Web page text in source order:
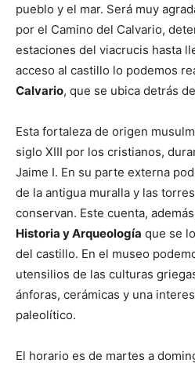
pueblo y el mar. Será muy
por el Camino del Calvario,
estaciones del viacrucis hasta
acceso al castillo lo podemos
Calvario, que se ubica detrás
Esta fortaleza de origen
siglo XIII por los cristianos,
Jaime I. En su parte externa
de la antigua muralla y las
conservan. Este cuenta,
Historia y Arqueología que se
del castillo. En el museo
utensilios de las culturas
ánforas, cerámicas y una
paleolítico.
El horario es de martes a